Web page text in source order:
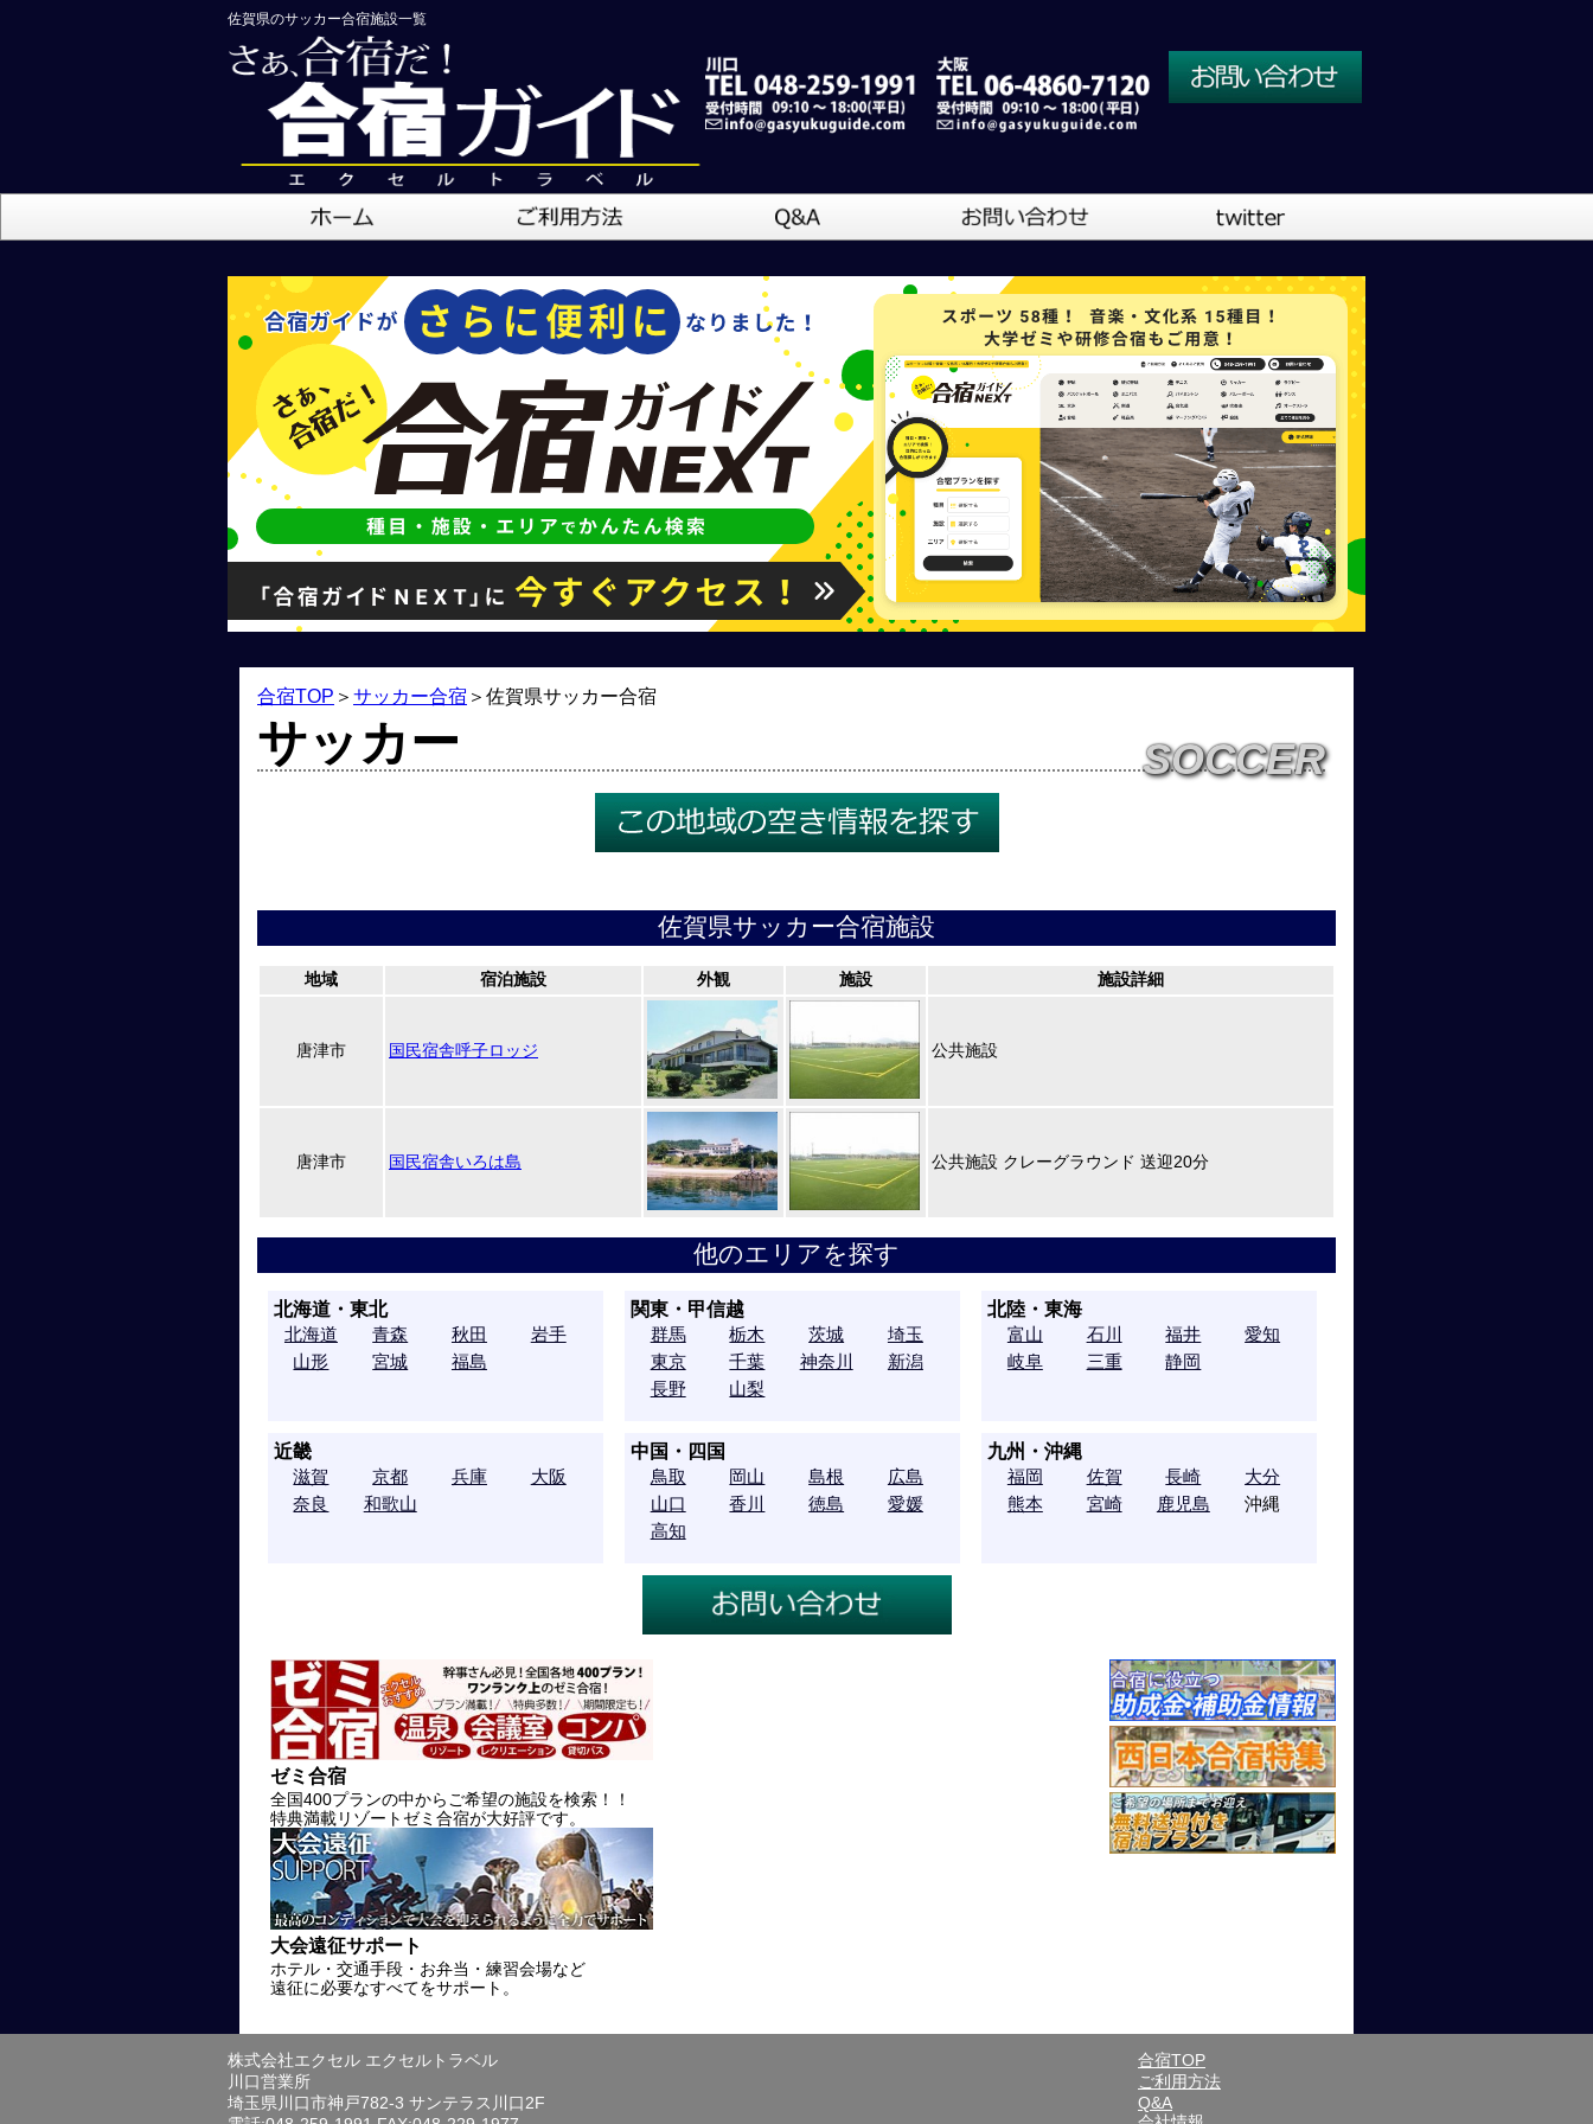
佐賀県のサッカー合宿施設一覧
大阪営業所
吹奏楽
合宿TOP ＞ サッカー合宿 ＞ 佐賀県サッカー合宿
サッカー SOCCER
佐賀県サッカー合宿施設
地域 宿泊施設 外観 施設 施設詳細
唐津市 国民宿舎呼子ロッジ 公共施設
唐津市 国民宿舎いろは島 公共施設 クレーグラウンド 送迎20分
他のエリアを探す
北海道・東北
北海道 青森 秋田
岩手
山形
宮城 福島
関東・甲信越
群馬 栃木 茨城
埼玉
東京
千葉 神奈川
新潟
長野
山梨
北陸・東海
富山 石川 福井
愛知
岐阜
三重 静岡
近畿
滋賀 京都 兵庫
大阪
奈良
和歌山
中国・四国
鳥取 岡山 島根
広島
山口
香川 徳島
愛媛
高知
九州・沖縄
福岡 佐賀 長崎
大分
熊本
宮崎 鹿児島 沖縄
ゼミ合宿
全国400プランの中からご希望の施設を検索！！
特典満載リゾートゼミ合宿が大好評です。
大会遠征サポート
ホテル・交通手段・お弁当・練習会場など
遠征に必要なすべてをサポート。
株式会社エクセル エクセルトラベル
川口営業所
埼玉県川口市神戸782-3 サンテラス川口2F
合宿TOP
ご利用方法
Q&A